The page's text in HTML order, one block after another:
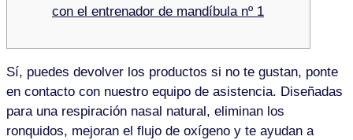
con el entrenador de mandíbula nº 1
Sí, puedes devolver los productos si no te gustan, ponte
en contacto con nuestro equipo de asistencia. Diseñadas
para una respiración nasal natural, eliminan los
ronquidos, mejoran el flujo de oxígeno y te ayudan a